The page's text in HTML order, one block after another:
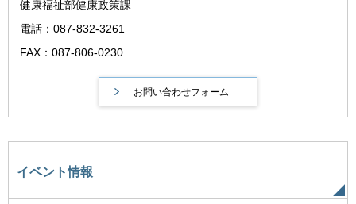
健康福祉部健康政策課
電話：087-832-3261
FAX：087-806-0230
イベント情報